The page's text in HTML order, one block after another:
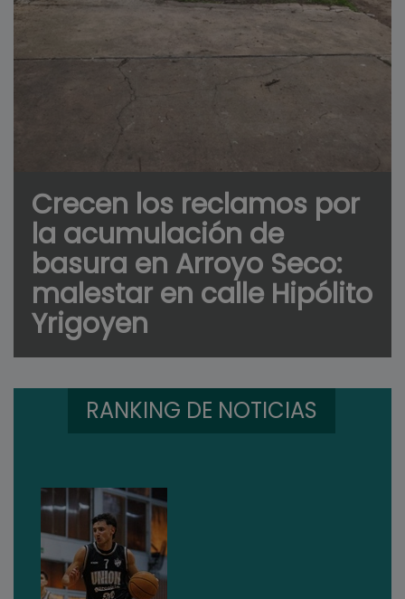
Crecen los reclamos por
la acumulación de
basura en Arroyo Seco:
malestar en calle Hipólito
Yrigoyen
RANKING DE NOTICIAS